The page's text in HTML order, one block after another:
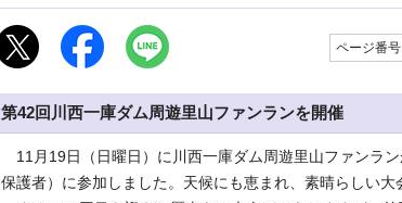
ページ番
第42回川西一庫ダム周遊里山ファンランを開催
11月19日（日曜日）に川西一庫ダム周遊里山ファンラ
保護者）に参加しました。天候にも恵まれ、素晴らしい大